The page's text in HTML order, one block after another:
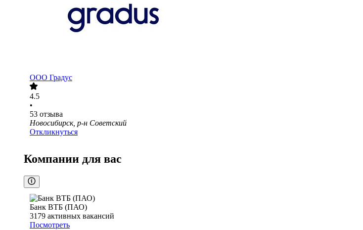
ООО Градус
4.5
•
53 отзыва
Новосибирск, р-н Советский
Откликнуться
Компании для вас
Банк ВТБ (ПАО)
3179 активных вакансий
Посмотреть